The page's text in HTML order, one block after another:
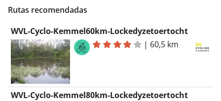
Rutas recomendadas
WVL-Cyclo-Kemmel60km-Lockedyzetoertocht
| 60,5 km
WVL-Cyclo-Kemmel80km-Lockedyzetoertocht